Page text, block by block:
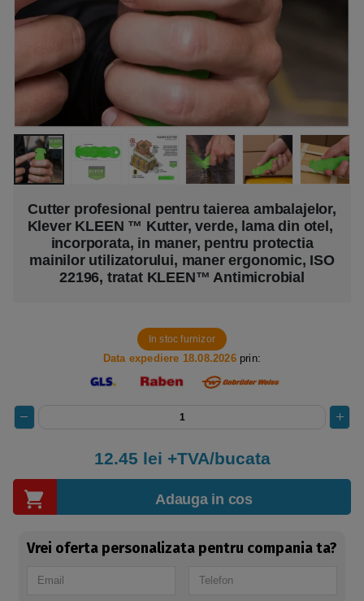
Cutter profesional pentru taierea ambalajelor,
Klever KLEEN ™ Kutter, verde, lama din otel,
incorporata, in maner, pentru protectia
mainilor utilizatorului, maner ergonomic, ISO
22196, tratat KLEEN™ Antimicrobial
In stoc furnizor
Data expediere 18.08.2026prin:
12.45 lei +TVA/bucata
Adauga in cos
Vrei oferta personalizata pentru compania ta?